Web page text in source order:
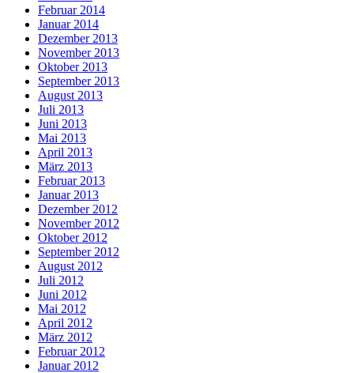
Februar 2014
Januar 2014
Dezember 2013
November 2013
Oktober 2013
September 2013
August 2013
Juli 2013
Juni 2013
Mai 2013
April 2013
März 2013
Februar 2013
Januar 2013
Dezember 2012
November 2012
Oktober 2012
September 2012
August 2012
Juli 2012
Juni 2012
Mai 2012
April 2012
März 2012
Februar 2012
Januar 2012